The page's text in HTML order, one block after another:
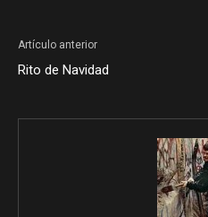
Artículo anterior
Rito de Navidad